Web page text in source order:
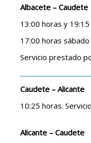
Albacete – Caudete
13:00 horas y
17:00 horas sábado
Servicio prestado
Caudete – Alicante
10:25 horas.
Alicante – Caudete